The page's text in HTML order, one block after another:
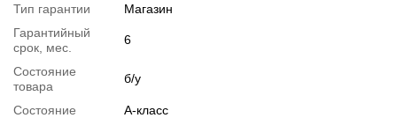
Тип гарантии
Магазин
Гарантийный
срок, мес.
6
Состояние
товара
б/у
Состояние
А-класс